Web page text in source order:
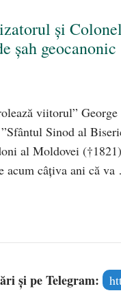
și
șah geocanonic
viitorul”
Sinod al
al Moldovei
acum câțiva ani că
și pe Telegram: